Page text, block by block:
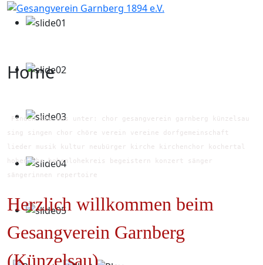
Home
Finden Sie uns unter: chor gesangverein garnberg künzelsau
sing singen chor chöre verein vereine dorfgemeinschaft
lieder musik kultur neubürger kirche kirchenchor kochertal
hohenlohe hohenlohekreis begeistern konzert sänger
sängerinnen repertoire
Herzlich willkommen beim
Gesangverein Garnberg
(Künzelsau)